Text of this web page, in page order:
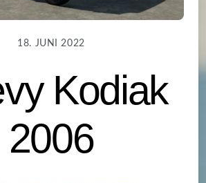
18. JUNI 2022
Kodiak
2006